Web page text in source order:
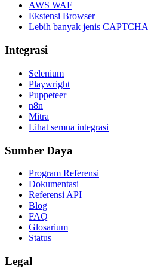
AWS WAF
Ekstensi Browser
Lebih banyak jenis CAPTCHA
Integrasi
Selenium
Playwright
Puppeteer
n8n
Mitra
Lihat semua integrasi
Sumber Daya
Program Referensi
Dokumentasi
Referensi API
Blog
FAQ
Glosarium
Status
Legal